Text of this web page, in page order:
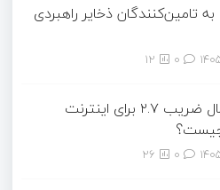
به تامین‌کنندگان ذخایر راهبردی
12
ماجرای اعمال ضریب ۲.۷ برای اینترنت
چیست؟
26